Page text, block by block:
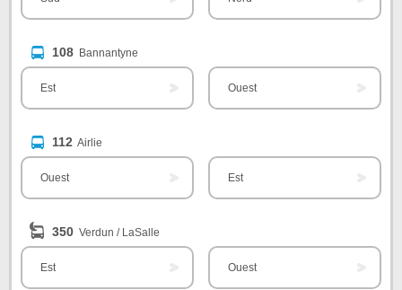
108 Bannantyne
Est Ouest
112 Airlie
Ouest Est
350 Verdun / LaSalle
Est Ouest